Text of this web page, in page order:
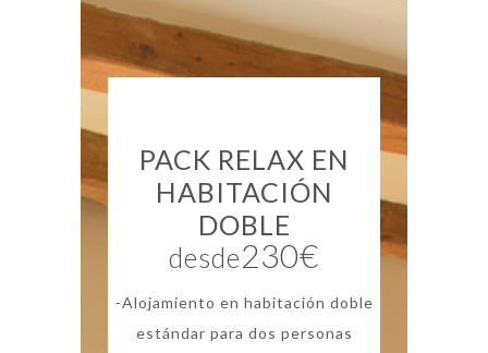
PACK RELAX EN
HABITACIÓN
DOBLE
desde230€
-Alojamiento en habitación doble
estándar para dos personas